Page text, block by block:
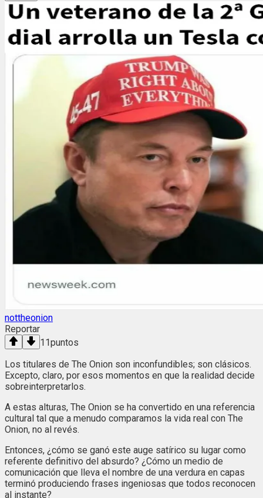
nottheonion
Reportar
11puntos
Los titulares de The Onion son inconfundibles; son clásicos.
Excepto, claro, por esos momentos en que la realidad decide
sobreinterpretarlos.
A estas alturas, The Onion se ha convertido en una referencia
cultural tal que a menudo comparamos la vida real con The
Onion, no al revés.
Entonces, ¿cómo se ganó este auge satírico su lugar como
referente definitivo del absurdo? ¿Cómo un medio de
comunicación que lleva el nombre de una verdura en capas
terminó produciendo frases ingeniosas que todos reconocen
al instante?